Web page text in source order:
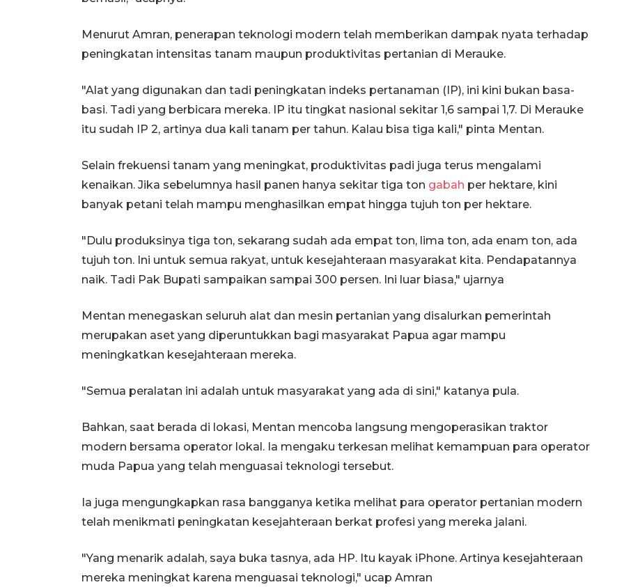
Menurut Amran, penerapan teknologi modern telah memberikan dampak nyata terhadap
peningkatan intensitas tanam maupun produktivitas pertanian di Merauke.
"Alat yang digunakan dan tadi peningkatan indeks pertanaman (IP), ini kini bukan basa-
basi. Tadi yang berbicara mereka. IP itu tingkat nasional sekitar 1,6 sampai 1,7. Di Merauke
itu sudah IP 2, artinya dua kali tanam per tahun. Kalau bisa tiga kali," pinta Mentan.
Selain frekuensi tanam yang meningkat, produktivitas padi juga terus mengalami
kenaikan. Jika sebelumnya hasil panen hanya sekitar tiga ton gabah per hektare, kini
banyak petani telah mampu menghasilkan empat hingga tujuh ton per hektare.
"Dulu produksinya tiga ton, sekarang sudah ada empat ton, lima ton, ada enam ton, ada
tujuh ton. Ini untuk semua rakyat, untuk kesejahteraan masyarakat kita. Pendapatannya
naik. Tadi Pak Bupati sampaikan sampai 300 persen. Ini luar biasa," ujarnya
Mentan menegaskan seluruh alat dan mesin pertanian yang disalurkan pemerintah
merupakan aset yang diperuntukkan bagi masyarakat Papua agar mampu
meningkatkan kesejahteraan mereka.
"Semua peralatan ini adalah untuk masyarakat yang ada di sini," katanya pula.
Bahkan, saat berada di lokasi, Mentan mencoba langsung mengoperasikan traktor
modern bersama operator lokal. Ia mengaku terkesan melihat kemampuan para operator
muda Papua yang telah menguasai teknologi tersebut.
Ia juga mengungkapkan rasa bangganya ketika melihat para operator pertanian modern
telah menikmati peningkatan kesejahteraan berkat profesi yang mereka jalani.
"Yang menarik adalah, saya buka tasnya, ada HP. Itu kayak iPhone. Artinya kesejahteraan
mereka meningkat karena menguasai teknologi," ucap Amran
laki
2026-08-06 06:30:00